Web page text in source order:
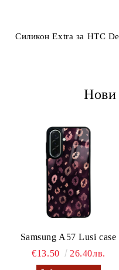
Силикон Extra за HTC
Нови
Samsung A57 Lusi case
€13.50
26.40лв.